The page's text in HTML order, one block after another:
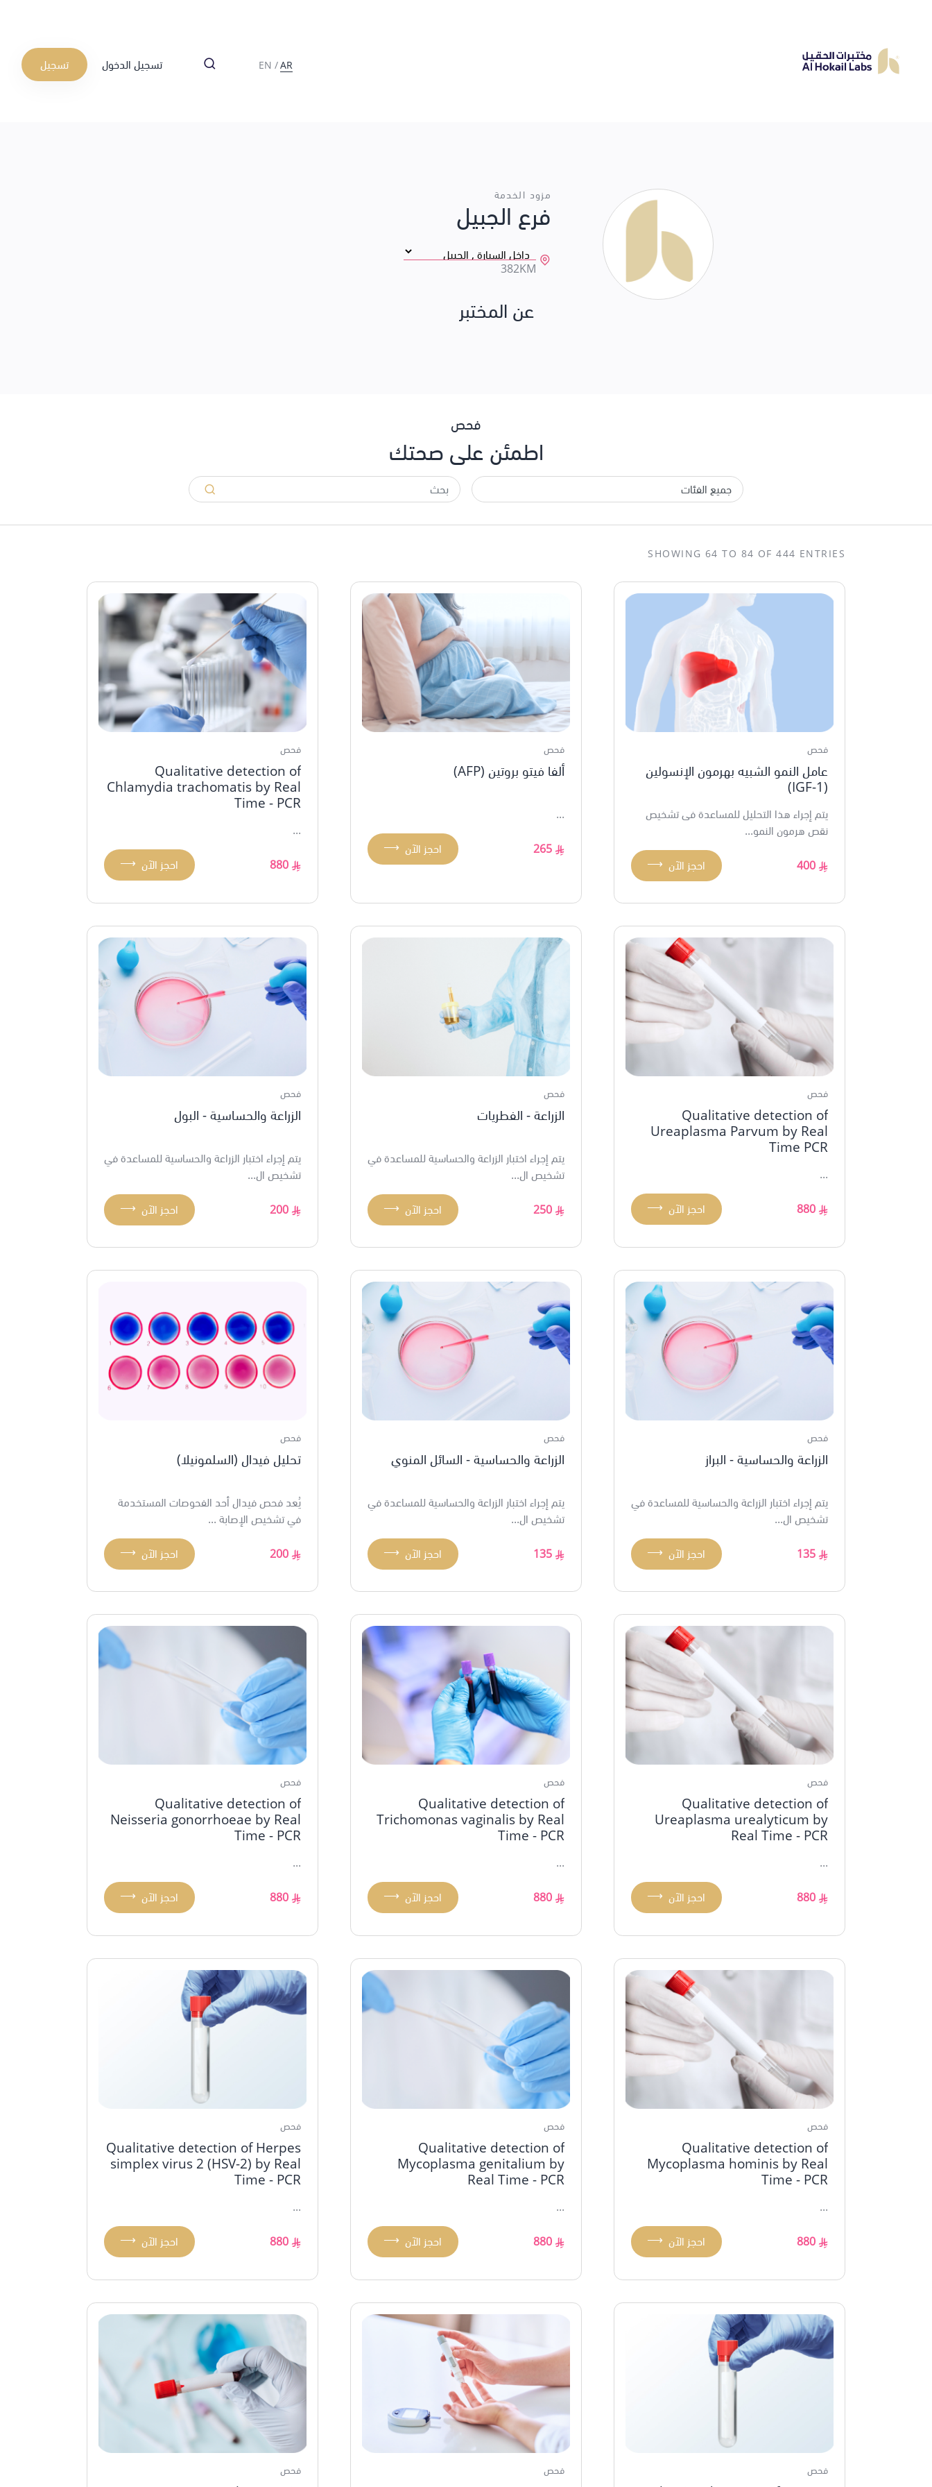
EN /AR تسجيل الدخول تسجيل
مزود الخدمة
فرع الجبيل
382KM
عن المختبر
فحص
اطمئن على صحتك
SHOWING 64 TO 84 OF 444 ENTRIES
فحص
عامل النمو الشبيه بهرمون الإنسولين
(1-IGF)
يتم إجراء هذا التحليل للمساعدة فى تشخيص
نقص هرمون النمو...
400
⟶ احجز الآن
فحص
ألفا فيتو بروتين (AFP)
...
265
⟶ احجز الآن
فحص
Qualitative detection of
Chlamydia trachomatis by Real
Time - PCR
...
880
⟶ احجز الآن
فحص
Qualitative detection of
Ureaplasma Parvum by Real
Time PCR
...
880
⟶ احجز الآن
فحص
الزراعة - الفطريات
يتم إجراء اختبار الزراعة والحساسية للمساعدة في
تشخيص ال...
250
⟶ احجز الآن
فحص
الزراعة والحساسية - البول
يتم إجراء اختبار الزراعة والحساسية للمساعدة في
تشخيص ال...
200
⟶ احجز الآن
فحص
الزراعة والحساسية - البراز
يتم إجراء اختبار الزراعة والحساسية للمساعدة في
تشخيص ال...
135
⟶ احجز الآن
فحص
الزراعة والحساسية - السائل المنوي
يتم إجراء اختبار الزراعة والحساسية للمساعدة في
تشخيص ال...
135
⟶ احجز الآن
فحص
تحليل فيدال (السلمونيلا)
يُعد فحص فيدال أحد الفحوصات المستخدمة
في تشخيص الإصابة ...
200
⟶ احجز الآن
فحص
Qualitative detection of
Ureaplasma urealyticum by
Real Time - PCR
...
880
⟶ احجز الآن
فحص
Qualitative detection of
Trichomonas vaginalis by Real
Time - PCR
...
880
⟶ احجز الآن
فحص
Qualitative detection of
Neisseria gonorrhoeae by Real
Time - PCR
...
880
⟶ احجز الآن
فحص
Qualitative detection of
Mycoplasma hominis by Real
Time - PCR
...
880
⟶ احجز الآن
فحص
Qualitative detection of
Mycoplasma genitalium by
Real Time - PCR
...
880
⟶ احجز الآن
فحص
Qualitative detection of Herpes
simplex virus 2 (HSV-2) by Real
Time - PCR
...
880
⟶ احجز الآن
فحص فحص فحص